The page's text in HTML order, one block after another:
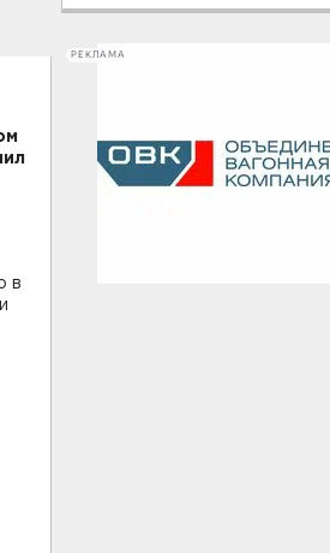
в
РЕКЛАМА